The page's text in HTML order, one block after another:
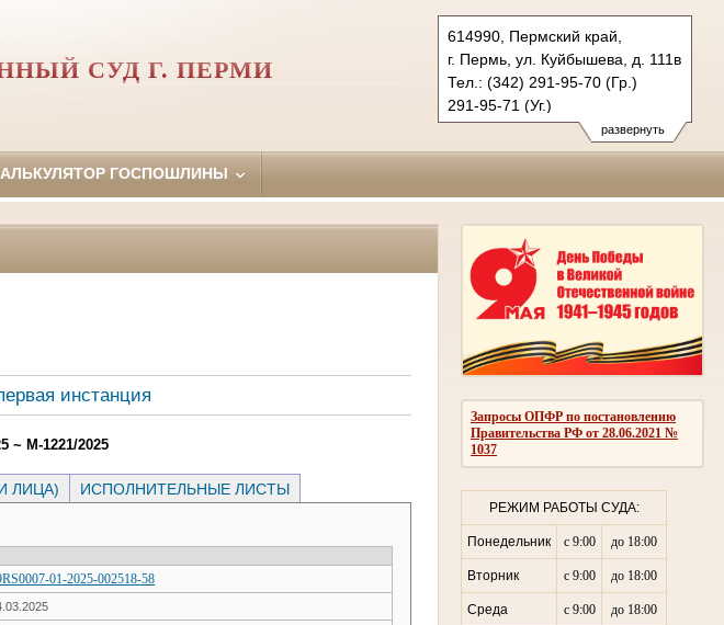
развернуть
614990, Пермский край,
г. Пермь, ул. Куйбышева, д. 111в
Тел.: (342) 291-95-70 (Гр.)
291-95-71 (Уг.)
291-95-73 (Коап.)
sverdlovsky.perm@sudrf.ru
СУД Г. ПЕРМИ
ГОСПОШЛИНЫ
Запросы ОПФР по постановлению
Правительства РФ от 28.06.2021 №
1037
РЕЖИМ РАБОТЫ СУДА:
Понедельник с 9:00 до 18:00
Вторник с 9:00 до 18:00
Среда с 9:00 до 18:00
инстанция
~ М-1221/2025
ЛИЦА) ИСПОЛНИТЕЛЬНЫЕ ЛИСТЫ
01-2025-002518-58